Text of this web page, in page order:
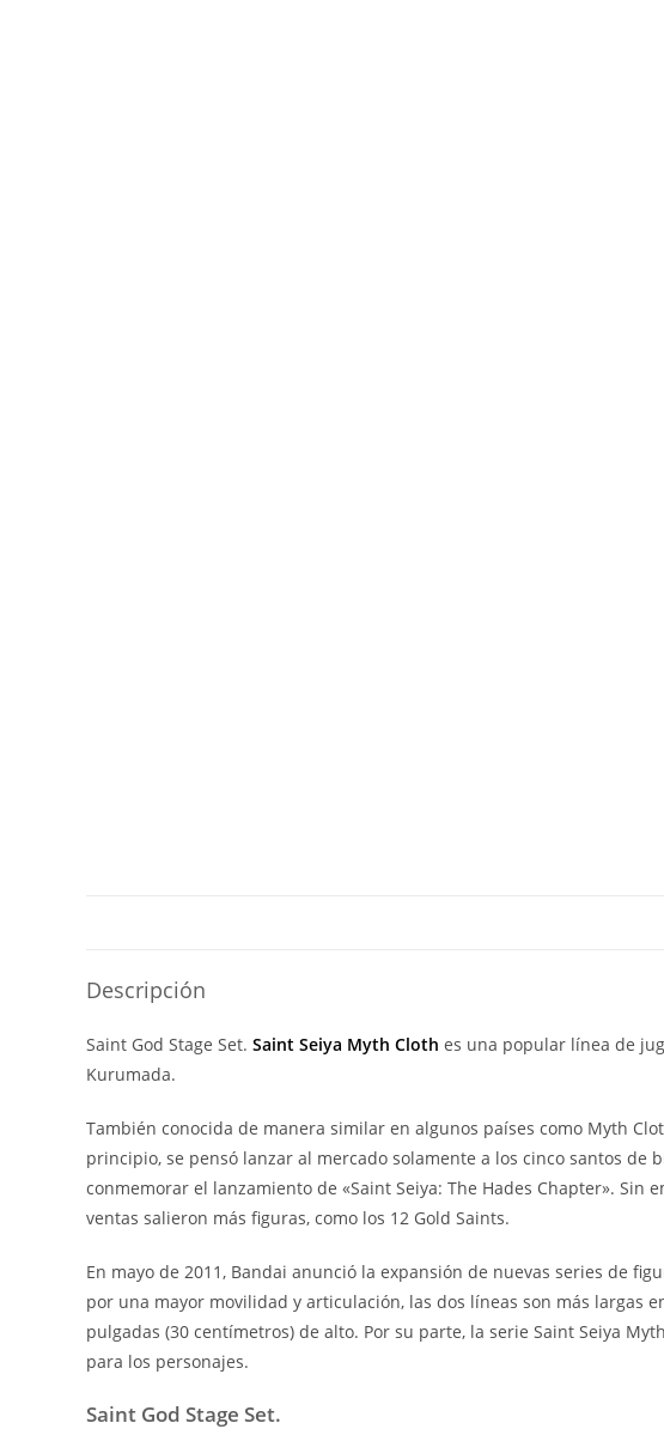
Descripción
Saint God Stage Set. Saint Seiya Myth Cloth es una popular línea de
Kurumada.
También conocida de manera similar en algunos países como Myth
principio, se pensó lanzar al mercado solamente a los cinco santos
conmemorar el lanzamiento de «Saint Seiya: The Hades Chapter».
ventas salieron más figuras, como los 12 Gold Saints.
En mayo de 2011, Bandai anunció la expansión de nuevas series de
por una mayor movilidad y articulación, las dos líneas son más largas
pulgadas (30 centímetros) de alto. Por su parte, la serie Saint Seiya
para los personajes.
Saint God Stage Set.